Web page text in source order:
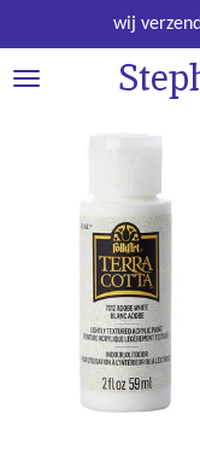
direct
naar
hoofdinhoud
wij